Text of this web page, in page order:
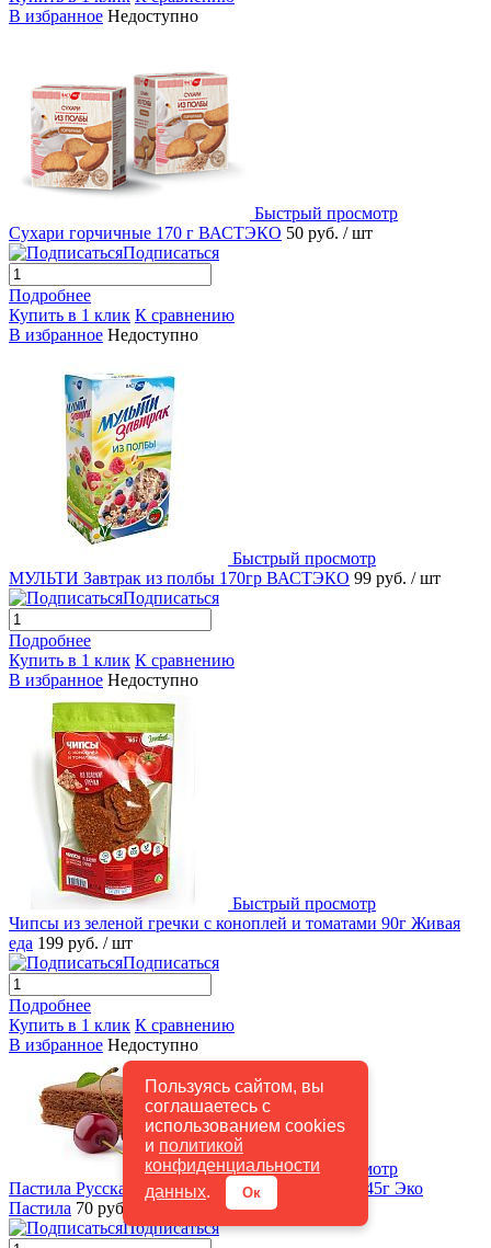
Пользуясь сайтом, вы
соглашаетесь с
использованием cookies
и политикой
конфиденциальности
данных. Ок
В избранное Недоступно
Быстрый просмотр
Сухари горчичные 170 г ВАСТЭКО 50 руб. / шт
Подписаться
Подробнее
Купить в 1 клик К сравнению
В избранное Недоступно
Быстрый просмотр
МУЛЬТИ Завтрак из полбы 170гр ВАСТЭКО 99 руб. / шт
Подписаться
Подробнее
Купить в 1 клик К сравнению
В избранное Недоступно
Быстрый просмотр
Чипсы из зеленой гречки с коноплей и томатами 90г Живая
еда 199 руб. / шт
Подписаться
Подробнее
Купить в 1 клик К сравнению
В избранное Недоступно
Быстрый просмотр
Пастила Русская Яблочно-вишневая (флоупак) 45г Эко
Пастила 70 руб.
Подписаться